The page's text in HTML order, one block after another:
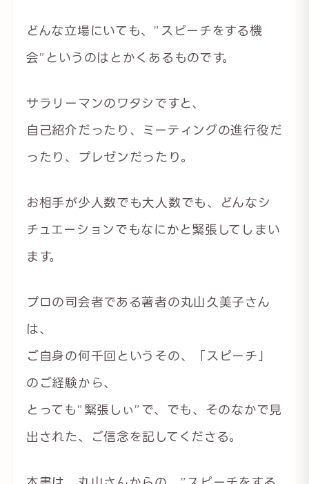
どんな立場にいても、”スピーチをする機
会”というのはとかくあるものです。
サラリーマンのワタシですと、
自己紹介だったり、ミーティングの進行役だ
ったり、プレゼンだったり。
お相手が少人数でも大人数でも、どんなシ
チュエーションでもなにかと緊張してしまい
ます。
プロの司会者である著者の丸山久美子さん
は、
ご自身の何千回というその、「スピーチ」
のご経験から、
とっても”緊張しぃ”で、でも、そのなかで見
出された、ご信念を記してくださる。